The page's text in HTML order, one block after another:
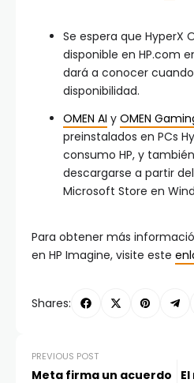
Se espera que HyperX
disponible en HP.com
dará a conocer
disponibilidad.
OMEN AI y OMEN
preinstalados en PCs
consumo HP, y
descargarse a partir
Microsoft Store en
Para obtener más
en HP Imagine, visite este
Shares:
PREVIOUS POST
Meta firma un acuerdo